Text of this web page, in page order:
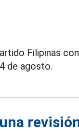
Filipinas
de agosto.